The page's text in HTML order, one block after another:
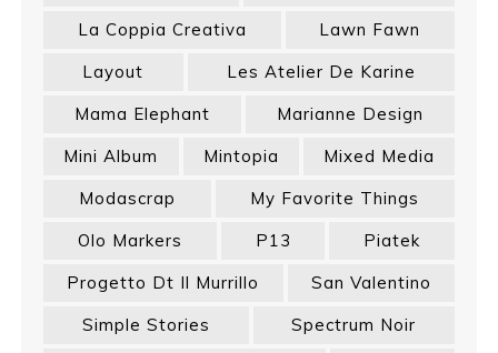
La Coppia Creativa
Lawn Fawn
Layout
Les Atelier De Karine
Mama Elephant
Marianne Design
Mini Album
Mintopia
Mixed Media
Modascrap
My Favorite Things
Olo Markers
P13
Piatek
Progetto Dt Il Murrillo
San Valentino
Simple Stories
Spectrum Noir